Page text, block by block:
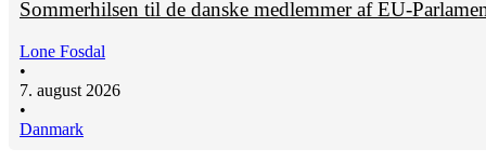
Sommerhilsen til de danske medlemmer af EU-
Lone Fosdal
•
7. august 2026
•
Danmark